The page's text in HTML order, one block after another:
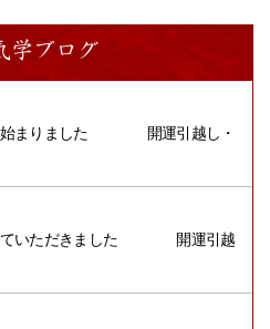
学ブログ
始まりました 開運引越し・
ていただきました 開運引越